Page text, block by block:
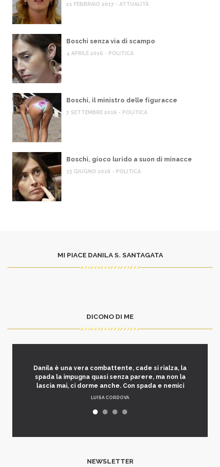
21 FEBBRAIO 2017 - ATTUALITÀ
Boschi senza via di scampo
4 APRILE 2016 - POLITICA
Boschi, il ministro delle figuracce
7 SETTEMBRE 2016 - POLITICA
Boschi, gioco lurido a suon di minacce
13 GIUGNO 2016 - POLITICA
MI PIACE DANILA S. SANTAGATA
DICONO DI ME
Danila è una vera combattente, cade si rialza, la
spada la impugna quasi senza parere, ma non la
lascia mai, ci dorme anche. Con spada e nemici
LUISA CORDOVA
NEWSLETTER